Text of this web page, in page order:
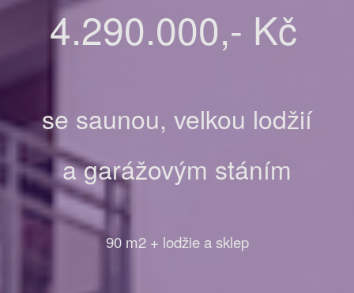
4.290.000,- Kč
se saunou, velkou lodžií
a garážovým stáním
90 m2 + lodžie a sklep